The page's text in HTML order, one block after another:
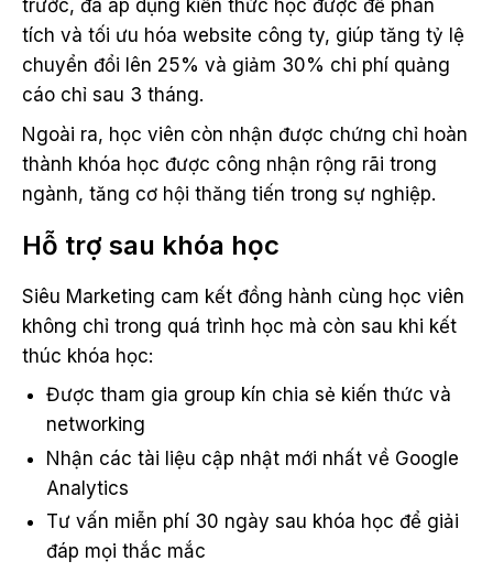
trước, đã áp dụng kiến thức học được để phân
tích và tối ưu hóa website công ty, giúp tăng tỷ lệ
chuyển đổi lên 25% và giảm 30% chi phí quảng
cáo chỉ sau 3 tháng.
Ngoài ra, học viên còn nhận được chứng chỉ hoàn
thành khóa học được công nhận rộng rãi trong
ngành, tăng cơ hội thăng tiến trong sự nghiệp.
Hỗ trợ sau khóa học
Siêu Marketing cam kết đồng hành cùng học viên
không chỉ trong quá trình học mà còn sau khi kết
thúc khóa học:
Được tham gia group kín chia sẻ kiến thức và
networking
Nhận các tài liệu cập nhật mới nhất về Google
Analytics
Tư vấn miễn phí 30 ngày sau khóa học để giải
đáp mọi thắc mắc